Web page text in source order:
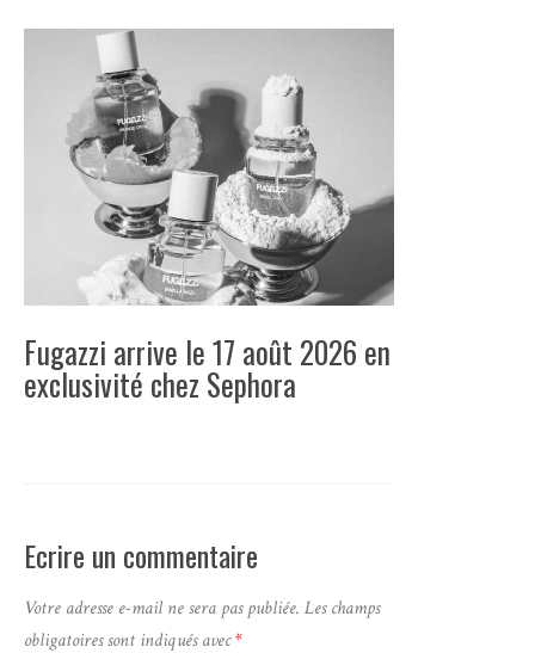
Fugazzi arrive le 17 août 2026 en
exclusivité chez Sephora
Ecrire un commentaire
Votre adresse e-mail ne sera pas publiée. Les champs
obligatoires sont indiqués avec*